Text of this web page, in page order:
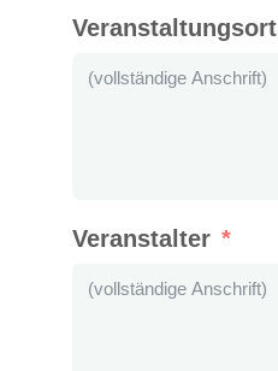
Veranstaltungsort
Veranstalter